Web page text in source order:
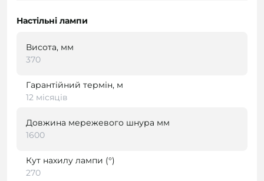
Настільні лампи
Висота, мм
370
Гарантійний термін, м
12 місяців
Довжина мережевого шнура мм
1600
Кут нахилу лампи (°)
270